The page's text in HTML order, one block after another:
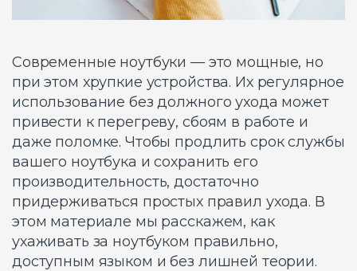
Современные ноутбуки — это мощные, но
при этом хрупкие устройства. Их регулярное
использование без должного ухода может
привести к перегреву, сбоям в работе и
даже поломке. Чтобы продлить срок службы
вашего ноутбука и сохранить его
производительность, достаточно
придерживаться простых правил ухода. В
этом материале мы расскажем, как
ухаживать за ноутбуком правильно,
доступным языком и без лишней теории.